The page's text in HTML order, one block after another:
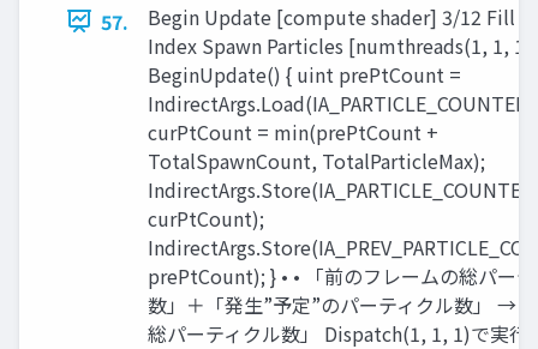
57.
Begin Update [compute shader] 3/12 Fill
Index Spawn Particles [numthreads(1, 1,
BeginUpdate() { uint prePtCount =
curPtCount = min(prePtCount +
TotalSpawnCount, TotalParticleMax);
IndirectArgs.Store(IA_PARTICLE_COUNTER,
curPtCount);
prePtCount); } • • 「前のフレームの総パー
数」＋「発生”予定”のパーティクル数」 →
総パーティクル数」 Dispatch(1, 1, 1)で実行